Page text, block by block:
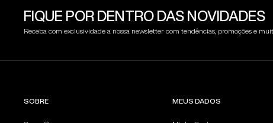
FIQUE POR DENTRO DAS NOVIDADES
Receba com exclusividade a nossa newsletter com tendências, promoções e
SOBRE MEUS DADOS